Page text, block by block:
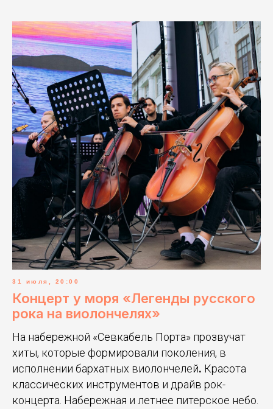
31 июля, 20:00
Концерт у моря «Легенды русского
рока на виолончелях»
На набережной «Севкабель Порта» прозвучат
хиты, которые формировали поколения, в
исполнении бархатных виолончелей. Красота
классических инструментов и драйв рок-
концерта. Набережная и летнее питерское небо.